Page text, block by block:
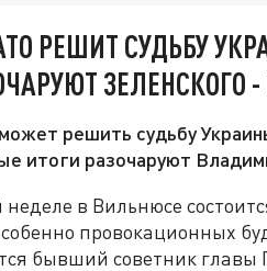
РЕШИТ СУДЬБУ
решить судьбу
итоги разочаруют
в Вильнюсе
провокационных
бывший советник главы